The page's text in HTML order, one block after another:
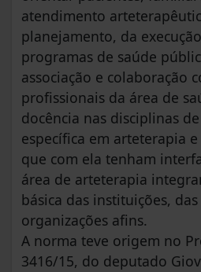
atendimento
planejamento, da
programas de saúde
associação e colaboração
profissionais da área de
docência nas disciplinas
específica em arteterapia
que com ela tenham
área de arteterapia
básica das instituições,
organizações afins.
A norma teve origem no
3416/15, do deputado